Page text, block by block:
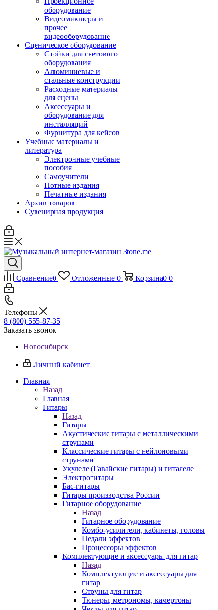
оборудование
Видеомикшеры и
прочее
видеооборудование
Сценическое оборудование
Стойки для светового
оборудования
Алюминиевые и
стальные конструкции
Расходные материалы
для сцены
Аксессуары и
оборудование для
инсталляций
Фурнитура для кейсов
Учебные материалы и
литература
Электронные учебные
пособия
Самоучители
Нотные издания
Печатные издания
Архив товаров
Сувенирная продукция
Сравнение0 Отложенные 0 Корзина0 0
Телефоны
8 (800) 555-87-35
Заказать звонок
Новосибирск
Личный кабинет
Главная
Назад
Главная
Гитары
Назад
Гитары
Акустические гитары с металлическими
струнами
Классические гитары с нейлоновыми
струнами
Укулеле (Гавайские гитары) и гиталеле
Электрогитары
Бас-гитары
Гитары производства России
Гитарное оборудование
Назад
Гитарное оборудование
Комбо-усилители, кабинеты, головы
Педали эффектов
Процессоры эффектов
Комплектующие и аксессуары для гитар
Назад
Комплектующие и аксессуары для
гитар
Струны для гитар
Тюнеры, метрономы, камертоны